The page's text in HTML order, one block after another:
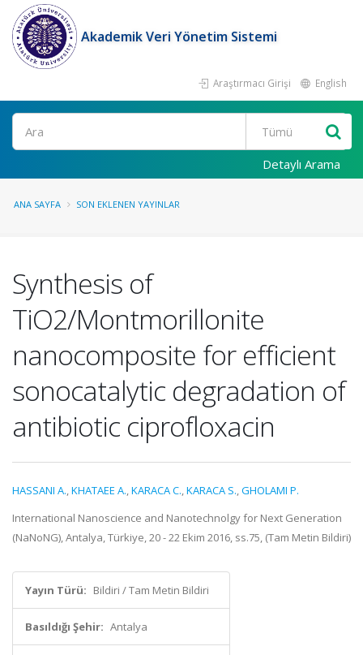
Akademik Veri Yönetim Sistemi
Araştırmacı Girişi English
Ara
Detaylı Arama
ANA SAYFA SON EKLENEN YAYINLAR
Synthesis of
TiO2/Montmorillonite
nanocomposite for efficient
sonocatalytic degradation of
antibiotic ciprofloxacin
HASSANI A.,KHATAEE A.,KARACA C.,KARACA S.,GHOLAMI P.
International Nanoscience and Nanotechnolgy for Next Generation
(NaNoNG), Antalya, Türkiye, 20 - 22 Ekim 2016, ss.75, (Tam Metin Bildiri)
Yayın Türü: Bildiri / Tam Metin Bildiri
Basıldığı Şehir: Antalya